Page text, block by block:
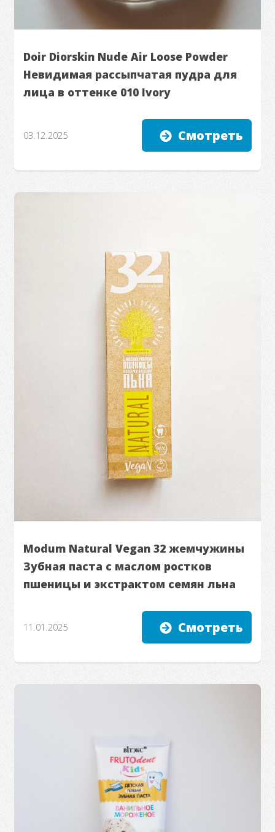
Doir Diorskin Nude Air Loose Powder
Невидимая рассыпчатая пудра для
лица в оттенке 010 Ivory
03.12.2025 Смотреть
Modum Natural Vegan 32 жемчужины
Зубная паста с маслом ростков
пшеницы и экстрактом семян льна
11.01.2025 Смотреть